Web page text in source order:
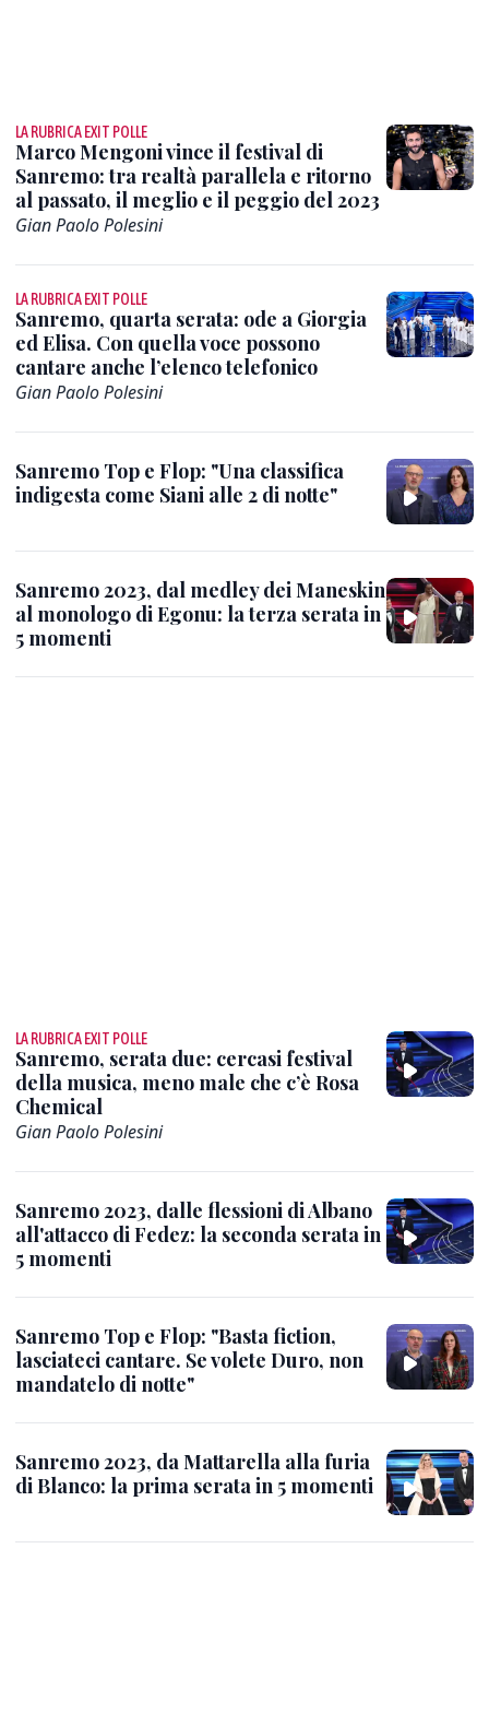
LA RUBRICA EXIT POLLE
Marco Mengoni vince il festival di
Sanremo: tra realtà parallela e ritorno
al passato, il meglio e il peggio del 2023
Gian Paolo Polesini
LA RUBRICA EXIT POLLE
Sanremo, quarta serata: ode a Giorgia
ed Elisa. Con quella voce possono
cantare anche l’elenco telefonico
Gian Paolo Polesini
Sanremo Top e Flop: "Una classifica
indigesta come Siani alle 2 di notte"
Sanremo 2023, dal medley dei Maneskin
al monologo di Egonu: la terza serata in
5 momenti
LA RUBRICA EXIT POLLE
Sanremo, serata due: cercasi festival
della musica, meno male che c’è Rosa
Chemical
Gian Paolo Polesini
Sanremo 2023, dalle flessioni di Albano
all'attacco di Fedez: la seconda serata in
5 momenti
Sanremo Top e Flop: "Basta fiction,
lasciateci cantare. Se volete Duro, non
mandatelo di notte"
Sanremo 2023, da Mattarella alla furia
di Blanco: la prima serata in 5 momenti